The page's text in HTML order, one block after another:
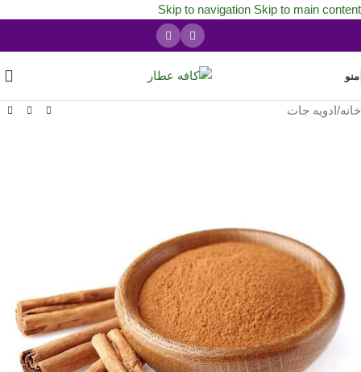
Skip to navigation Skip to main content
منو
خانه/ادویه جات